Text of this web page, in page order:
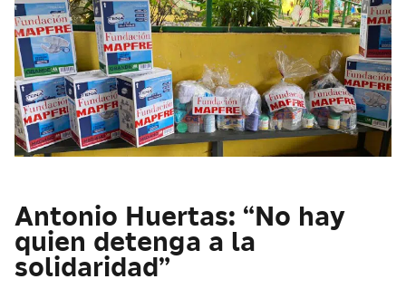
Antonio Huertas: “No hay
quien detenga a la
solidaridad”